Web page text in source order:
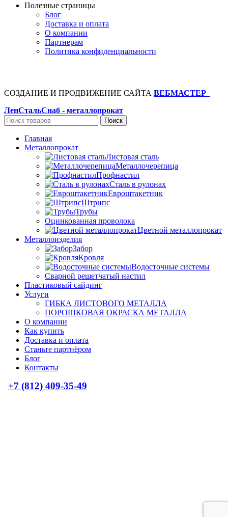
Полезные страницы
Блог
Доставка и оплата
О компании
Партнерам
Политика конфиденциальности
СОЗДАНИЕ И ПРОДВИЖЕНИЕ САЙТА ВЕБМАСТЕР
ЛенСтальСнаб - металлопрокат
Поиск
Главная
Металлопрокат
Листовая сталь
Металлочерепица
Профнастил
Сталь в рулонах
Евроштакетник
Штрипс
Трубы
Оцинкованная проволока
Цветной металлопрокат
Металлоизделия
Забор
Кровля
Водосточные системы
Сварной решетчатый настил
Пластиковый сайдинг
Услуги
ГИБКА ЛИСТОВОГО МЕТАЛЛА
ПОРОШКОВАЯ ОКРАСКА МЕТАЛЛА
О компании
Как купить
Доставка и оплата
Станьте партнёром
Блог
Контакты
+7 (812) 409-35-49